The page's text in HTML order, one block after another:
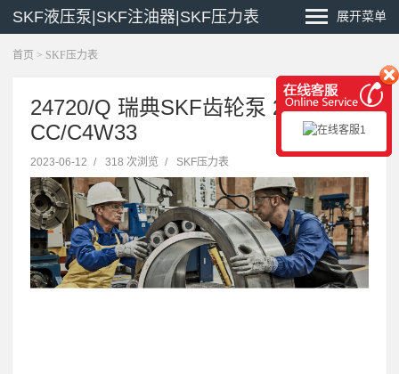
SKF液压泵|SKF注油器|SKF压力表 展开菜单
首页 > SKF压力表
24720/Q 瑞典SKF齿轮泵 24034
CC/C4W33
2023-06-12 / 318 次浏览 / SKF压力表